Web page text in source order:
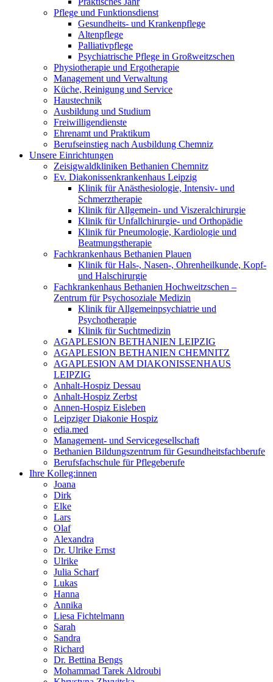
Pflege und Funktionsdienst
Gesundheits- und Krankenpflege
Altenpflege
Palliativpflege
Psychiatrische Pflege in Großweitzschen
Physiotherapie und Ergotherapie
Management und Verwaltung
Küche, Reinigung und Service
Haustechnik
Ausbildung und Studium
Freiwilligendienste
Ehrenamt und Praktikum
Berufseinstieg nach Ausbildung Chemniz
Unsere Einrichtungen
Zeisigwaldkliniken Bethanien Chemnitz
Ev. Diakonissenkrankenhaus Leipzig
Klinik für Anästhesiologie, Intensiv- und
Schmerztherapie
Klinik für Allgemein- und Viszeralchirurgie
Klinik für Unfallchirurgie- und Orthopädie
Klinik für Pneumologie, Kardiologie und
Beatmungstherapie
Fachkrankenhaus Bethanien Plauen
Klinik für Hals-, Nasen-, Ohrenheilkunde, Kopf-
und Halschirurgie
Fachkrankenhaus Bethanien Hochweitzschen –
Zentrum für Psychosoziale Medizin
Klinik für Allgemeinpsychiatrie und
Psychotherapie
Klinik für Suchtmedizin
AGAPLESION BETHANIEN LEIPZIG
AGAPLESION BETHANIEN CHEMNITZ
AGAPLESION AM DIAKONISSENHAUS
LEIPZIG
Anhalt-Hospiz Dessau
Anhalt-Hospiz Zerbst
Annen-Hospiz Eisleben
Leipziger Diakonie Hospiz
edia.med
Management- und Servicegesellschaft
Bethanien Bildungszentrum für Gesundheitsfachberufe
Berufsfachschule für Pflegeberufe
Ihre Kolleg:innen
Joana
Dirk
Elke
Lars
Olaf
Alexandra
Dr. Ulrike Ernst
Ulrike
Julia Scharf
Lukas
Hanna
Annika
Liesa Fichtelmann
Sarah
Sandra
Richard
Dr. Bettina Bengs
Mohammad Tarek Aldroubi